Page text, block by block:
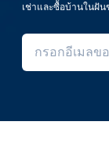
เช่าและซื้อบ้านในฝั